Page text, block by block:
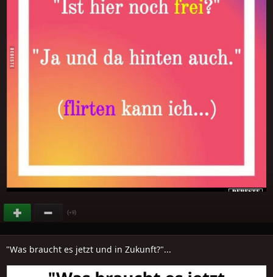
(+9)
"Was braucht es jetzt und in Zukunft?"...